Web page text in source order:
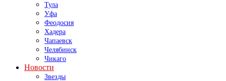
Тула
Уфа
Феодосия
Хадера
Чапаевск
Челябинск
Чикаго
Новости
Звезды